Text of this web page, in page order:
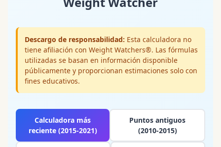
Descargo de responsabilidad: Esta calculadora no
tiene afiliación con Weight Watchers®. Las fórmulas
utilizadas se basan en información disponible
públicamente y proporcionan estimaciones solo con
fines educativos.
Calculadora más
reciente (2015-2021)
Puntos antiguos
(2010-2015)